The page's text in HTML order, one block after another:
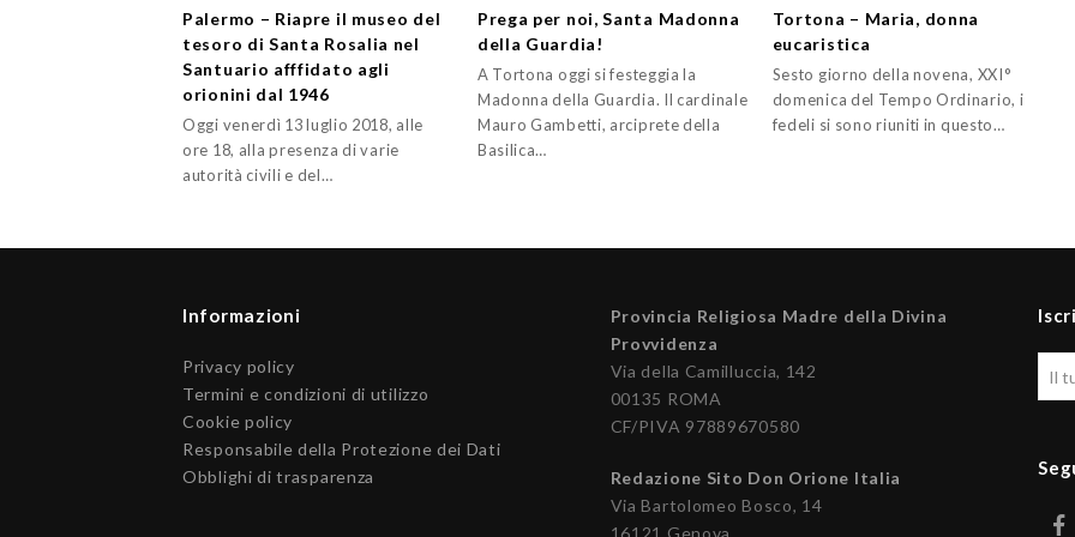
Palermo – Riapre il museo del
tesoro di Santa Rosalia nel
Santuario afffidato agli
orionini dal 1946
Oggi venerdì 13 luglio 2018, alle
ore 18, alla presenza di varie
autorità civili e del…
Prega per noi, Santa Madonna
della Guardia!
A Tortona oggi si festeggia la
Madonna della Guardia. Il cardinale
Mauro Gambetti, arciprete della
Basilica…
Tortona – Maria, donna
eucaristica
Sesto giorno della novena, XXI°
domenica del Tempo Ordinario, i
fedeli si sono riuniti in questo…
Informazioni
Privacy policy
Termini e condizioni di utilizzo
Cookie policy
Responsabile della Protezione dei Dati
Obblighi di trasparenza
Provincia Religiosa Madre della Divina
Provvidenza
Via della Camilluccia, 142
00135 ROMA
CF/PIVA 97889670580
Redazione Sito Don Orione Italia
Via Bartolomeo Bosco, 14